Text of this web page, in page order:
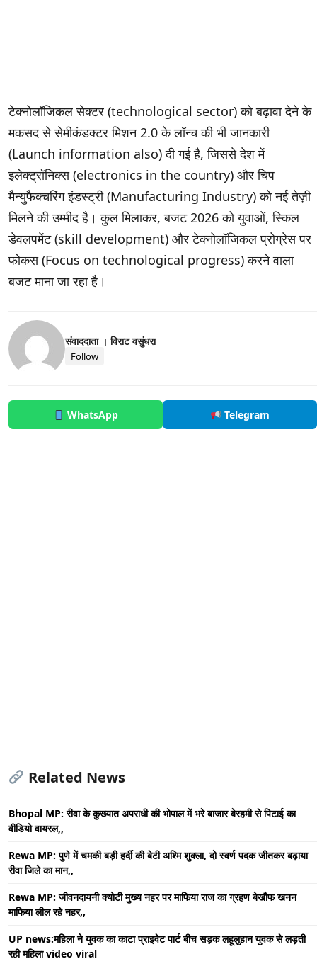
टेक्नोलॉजिकल सेक्टर (technological sector) को बढ़ावा देने के
मकसद से सेमीकंडक्टर मिशन 2.0 के लॉन्च की भी जानकारी
(Launch information also) दी गई है, जिससे देश में
इलेक्ट्रॉनिक्स (electronics in the country) और चिप
मैन्युफैक्चरिंग इंडस्ट्री (Manufacturing Industry) को नई तेज़ी
मिलने की उम्मीद है। कुल मिलाकर, बजट 2026 को युवाओं, स्किल
डेवलपमेंट (skill development) और टेक्नोलॉजिकल प्रोग्रेस पर
फोकस (Focus on technological progress) करने वाला
बजट माना जा रहा है।
संवाददाता । विराट वसुंधरा
Follow
WhatsApp Telegram
Related News
Bhopal MP: रीवा के कुख्यात अपराधी की भोपाल में भरे बाजार बेरहमी से पिटाई का
वीडियो वायरल,,
Rewa MP: पुणे में चमकी बड़ी हर्दी की बेटी अश्मि शुक्ला, दो स्वर्ण पदक जीतकर बढ़ाया
रीवा जिले का मान,,
Rewa MP: जीवनदायनी क्योटी मुख्य नहर पर माफिया राज का ग्रहण बेखौफ खनन
माफिया लील रहे नहर,,
UP news:महिला ने युवक का काटा प्राइवेट पार्ट बीच सड़क लहूलुहान युवक से लड़ती
रही महिला video viral